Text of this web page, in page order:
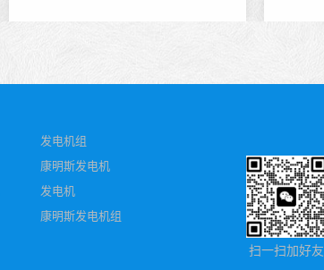
发电机组
康明斯发电机
发电机
康明斯发电机组
扫一扫加好友